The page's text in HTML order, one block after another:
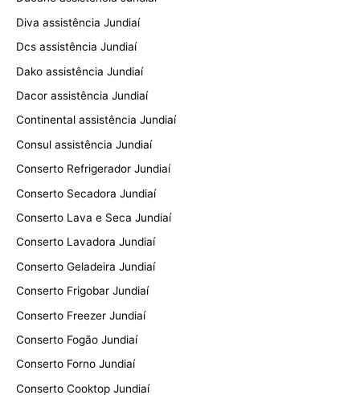
Diva assistência Jundiaí
Dcs assistência Jundiaí
Dako assistência Jundiaí
Dacor assistência Jundiaí
Continental assistência Jundiaí
Consul assistência Jundiaí
Conserto Refrigerador Jundiaí
Conserto Secadora Jundiaí
Conserto Lava e Seca Jundiaí
Conserto Lavadora Jundiaí
Conserto Geladeira Jundiaí
Conserto Frigobar Jundiaí
Conserto Freezer Jundiaí
Conserto Fogão Jundiaí
Conserto Forno Jundiaí
Conserto Cooktop Jundiaí